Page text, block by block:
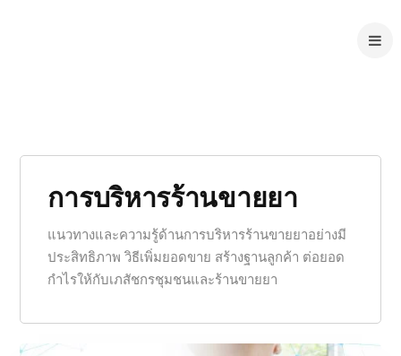
การบริหารร้านขายยา
แนวทางและความรู้ด้านการบริหารร้านขายยาอย่างมี
ประสิทธิภาพ วิธีเพิ่มยอดขาย สร้างฐานลูกค้า ต่อยอด
กำไรให้กับเภสัชกรชุมชนและร้านขายยา